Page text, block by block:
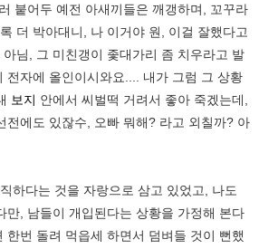
붙어두 예전 아새끼들은 깨갱하며, 꼬꾸라
더 박아대니, 나 이거야 원, 이걸 잘했다고
님, 그 미친갱이 좇대가리 좀 치우라고 발
전자에 올인이시와요.... 내가 그럼 그 상황
보지 안에서 씨벌떡 거려서 좋아 죽겠는데,
전에도 있잖수, 오빠 뭐해? 라고 외칠까? 아
하다는 것을 자랑으로 삼고 있었고, 나도
만, 남들이 개입된다는 상황을 가정해 본다
한번 돌려 먹읍세 하면서 덤벼들 것이 뻔했